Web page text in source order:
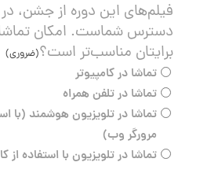
فیلم‌های این دوره از جشن،
دسترس شماست. امکان
برایتان مناسب‌تر است؟(ضروری)
تماشا در کامپیوتر
تماشا در تلفن همراه
تماشا در تلویزیون هوشمند (با
مرورگر وب)
تماشا در تلویزیون با استفاده از